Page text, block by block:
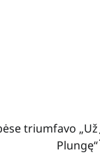
triumfavo „Už
Plungę“